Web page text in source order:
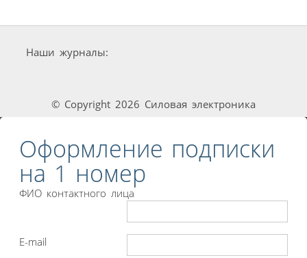
Наши журналы:
© Copyright 2026 Силовая электроника
Оформление подписки
на 1 номер
ФИО контактного лица
E-mail